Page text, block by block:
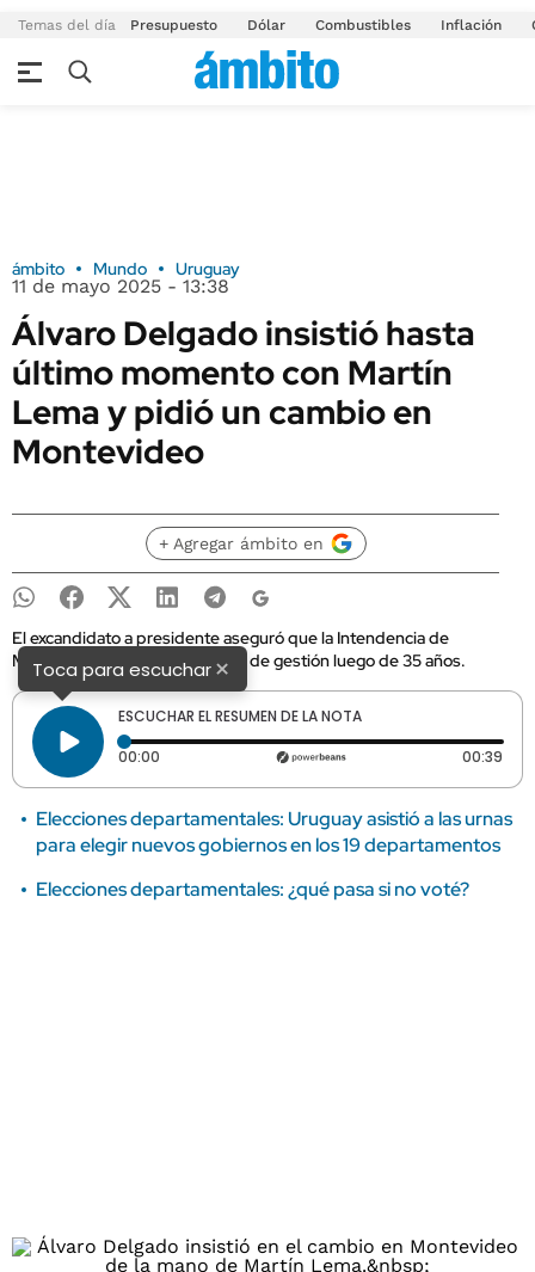
Temas del día Presupuesto Dólar Combustibles Inflación
ámbito Mundo Uruguay
11 de mayo 2025 - 13:38
Álvaro Delgado insistió hasta
último momento con Martín
Lema y pidió un cambio en
Montevideo
+ Agregar ámbito en
El excandidato a presidente aseguró que la Intendencia de
Montevideo merece un cambio de gestión luego de 35 años.
Toca para escuchar×
ESCUCHAR EL RESUMEN DE LA NOTA
00:00 Tiempo transcurrido: 0 segundos 00:39
Elecciones departamentales: Uruguay asistió a las urnas
para elegir nuevos gobiernos en los 19 departamentos
Elecciones departamentales: ¿qué pasa si no voté?